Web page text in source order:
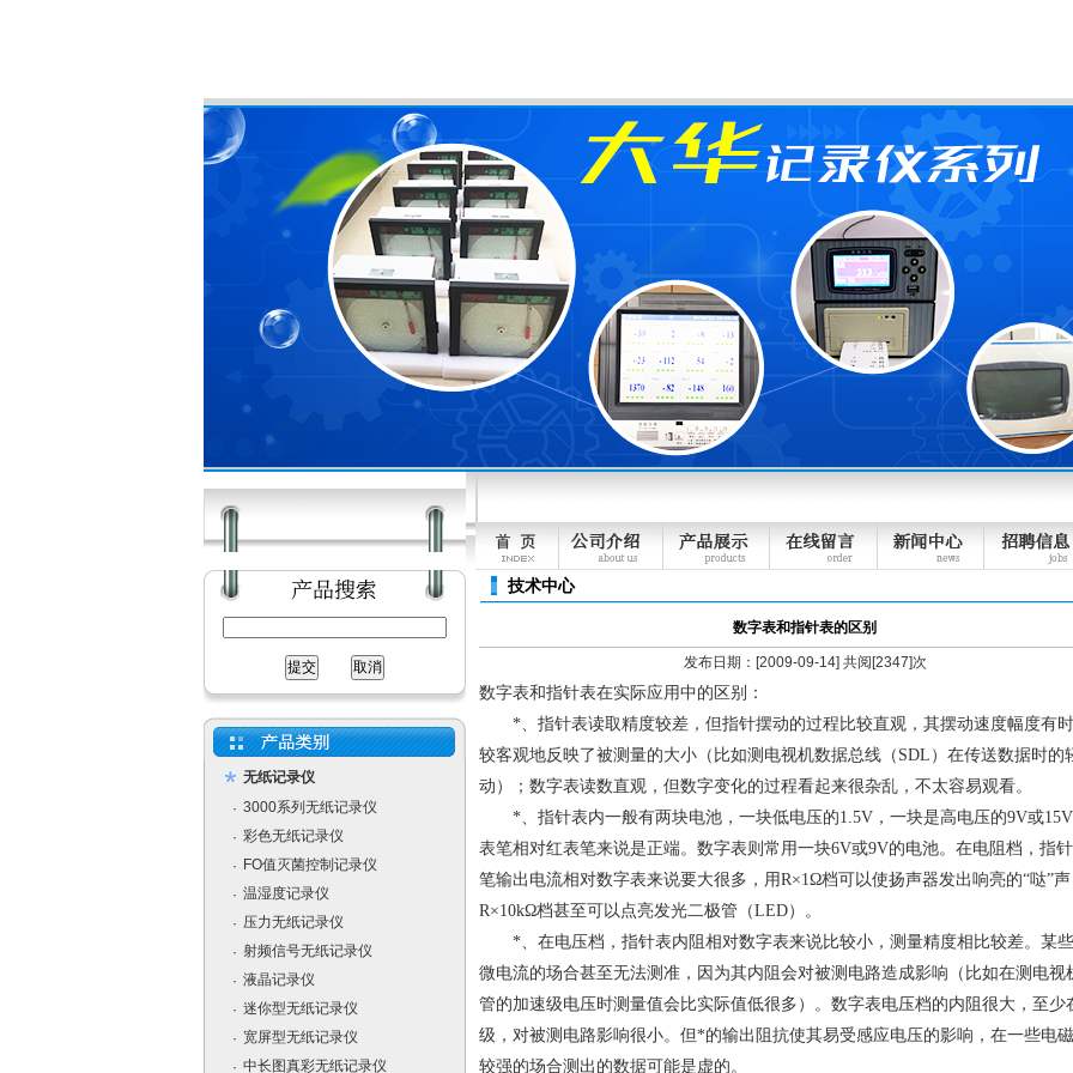
无纸记录仪
· 3000系列无纸记录仪
· 彩色无纸记录仪
· FO值灭菌控制记录仪
· 温湿度记录仪
· 压力无纸记录仪
· 射频信号无纸记录仪
· 液晶记录仪
· 迷你型无纸记录仪
· 宽屏型无纸记录仪
· 中长图真彩无纸记录仪
技术中心
数字表和指针表的区别
发布日期：[2009-09-14] 共阅[2347]次
数字表和指针表在实际应用中的区别：
*、指针表读取精度较差，但指针摆动的过程比较直观，其摆动速度幅度有
较客观地反映了被测量的大小（比如测电视机数据总线（SDL）在传送数据时的
动）；数字表读数直观，但数字变化的过程看起来很杂乱，不太容易观看。
*、指针表内一般有两块电池，一块低电压的1.5V，一块是高电压的9V或
表笔相对红表笔来说是正端。数字表则常用一块6V或9V的电池。在电阻档，指
笔输出电流相对数字表来说要大很多，用R×1Ω档可以使扬声器发出响亮的“哒”
R×10kΩ档甚至可以点亮发光二极管（LED）。
*、在电压档，指针表内阻相对数字表来说比较小，测量精度相比较差。某
微电流的场合甚至无法测准，因为其内阻会对被测电路造成影响（比如在测电视
管的加速级电压时测量值会比实际值低很多）。数字表电压档的内阻很大，至少
级，对被测电路影响很小。但*的输出阻抗使其易受感应电压的影响，在一些电
较强的场合测出的数据可能是虚的。